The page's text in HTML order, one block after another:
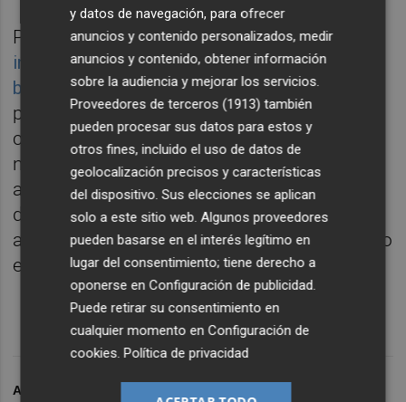
Para el barrio deLa Cañada, Sara Palma
incluirá en su programa la instalación de una
brigada fija de mantenimiento, limpieza y
poda, operativa los 365 días del año. Quiere
crear "dos parques que tengan en cuenta las
necesidades de juego de la infancia, con
areneros, circuitos cerrados de agua,
desniveles, túneles y elementos naturales
así como vallado, siembra de césped en todo
el parque o escenario para actuaciones"
ARCHIVADO EN
y datos de navegación, para ofrecer
anuncios y contenido personalizados, medir
anuncios y contenido, obtener información
sobre la audiencia y mejorar los servicios.
Proveedores de terceros (1913) también
pueden procesar sus datos para estos y
otros fines, incluido el uso de datos de
geolocalización precisos y características
del dispositivo. Sus elecciones se aplican
solo a este sitio web. Algunos proveedores
pueden basarse en el interés legítimo en
lugar del consentimiento; tiene derecho a
oponerse enConfiguración de publicidad.
Puede retirar su consentimiento en
cualquier momento enConfiguración de
cookies.Política de privacidad